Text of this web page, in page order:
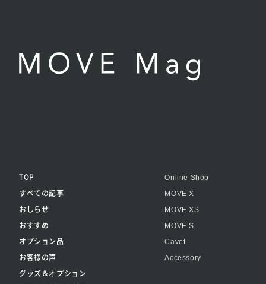
TOP
すべての記事
おしらせ
おすすめ
オプション品
お客様の声
グッズ＆オプション
Online Shop
MOVE X
MOVE XS
MOVE S
Cavet
Accessory